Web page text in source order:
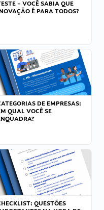
– VOCÊ SABIA QUE
É PARA TODOS?
DE EMPRESAS:
QUAL VOCÊ SE
QUESTÕES